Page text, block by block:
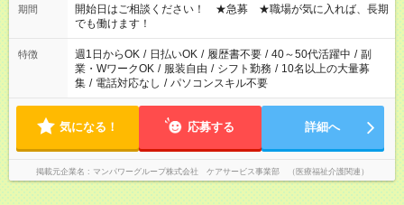
ん ※法令に基づき、週20時間以上勤務は社会保険への加入対象
となります ※労働者派遣法（日雇い派遣の原則禁止）により、
短時間・短期間の就業はご案内が難しい場合があります
期間
開始日はご相談ください！ ★急募 ★職場が気に入れば、長期
でも働けます！
特徴 週1日からOK / 日払いOK / 履歴書不要 / 40～50代活躍中 / 副
業・WワークOK / 服装自由 / シフト勤務 / 10名以上の大量募
集 / 電話対応なし / パソコンスキル不要
気になる！ 応募する 詳細へ
掲載元企業名 マンパワーグループ株式会社 ケアサービス事業部 （医療福祉介護関連）